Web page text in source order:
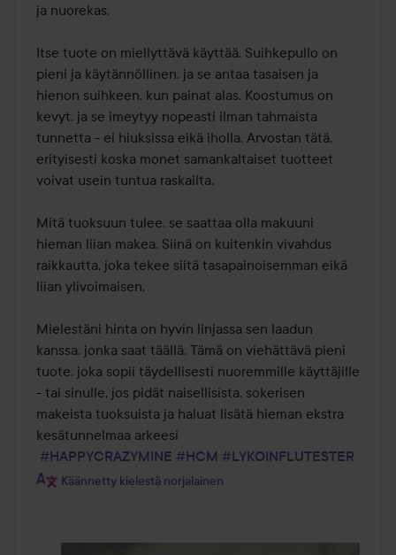
ja nuorekas.
Itse tuote on miellyttävä käyttää. Suihkepullo on
pieni ja käytännöllinen, ja se antaa tasaisen ja
hienon suihkeen, kun painat alas. Koostumus on
kevyt, ja se imeytyy nopeasti ilman tahmaista
tunnetta - ei hiuksissa eikä iholla. Arvostan tätä,
erityisesti koska monet samankaltaiset tuotteet
voivat usein tuntua raskailta.
Mitä tuoksuun tulee, se saattaa olla makuuni
hieman liian makea. Siinä on kuitenkin vivahdus
raikkautta, joka tekee siitä tasapainoisemman eikä
liian ylivoimaisen.
Mielestäni hinta on hyvin linjassa sen laadun
kanssa, jonka saat täällä. Tämä on viehättävä pieni
tuote, joka sopii täydellisesti nuoremmille käyttäjille
- tai sinulle, jos pidät naisellisista, sokerisen
makeista tuoksuista ja haluat lisätä hieman ekstra
kesätunnelmaa arkeesi
#HAPPYCRAZYMINE #HCM #LYKOINFLUTESTER
Käännetty kielestä norjalainen